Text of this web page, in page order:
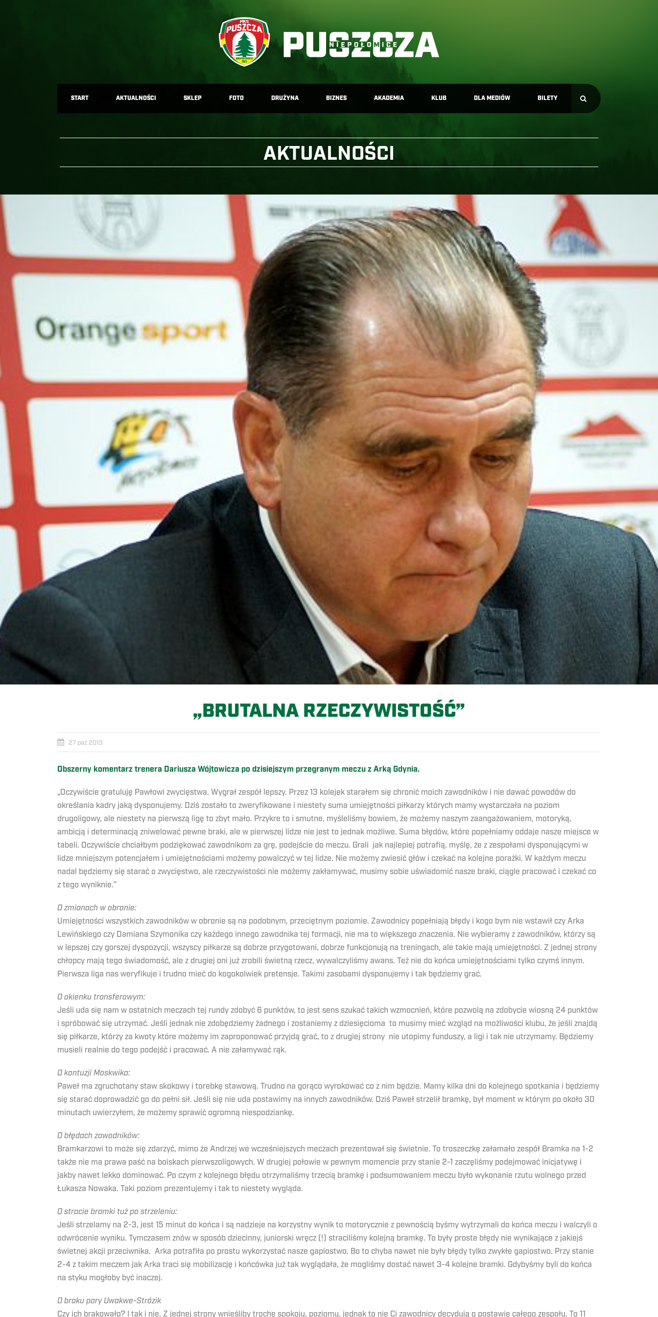
START AKTUALNOŚCI SKLEP FOTO DRUŻYNA BIZNES AKADEMIA KLUB DLA MEDIÓW BILETY
AKTUALNOŚCI
„BRUTALNA RZECZYWISTOŚĆ”
27 paź 2013
Obszerny komentarz trenera Dariusza Wójtowicza po dzisiejszym przegranym meczu z Arką Gdynia.
„Oczywiście gratuluję Pawłowi zwycięstwa. Wygrał zespół lepszy. Przez 13 kolejek starałem się chronić moich zawodników i nie dawać powodów do
określania kadry jaką dysponujemy. Dziś zostało to zweryfikowane i niestety suma umiejętności piłkarzy których mamy wystarczała na poziom
drugoligowy, ale niestety na pierwszą ligę to zbyt mało. Przykre to i smutne, myśleliśmy bowiem, że możemy naszym zaangażowaniem, motoryką,
ambicją i determinacją zniwelować pewne braki, ale w pierwszej lidze nie jest to jednak możliwe. Suma błędów, które popełniamy oddaje nasze miejsce w
tabeli. Oczywiście chciałbym podziękować zawodnikom za grę, podejście do meczu. Grali jak najlepiej potrafią, myślę, że z zespołami dysponującymi w
lidze mniejszym potencjałem i umiejętnościami możemy powalczyć w tej lidze. Nie możemy zwiesić głów i czekać na kolejne porażki. W każdym meczu
nadal będziemy się starać o zwycięstwo, ale rzeczywistości nie możemy zakłamywać, musimy sobie uświadomić nasze braki, ciągle pracować i czekać co
z tego wyniknie.”
O zmianach w obronie:
Umiejętności wszystkich zawodników w obronie są na podobnym, przeciętnym poziomie. Zawodnicy popełniają błędy i kogo bym nie wstawił czy Arka
Lewińskiego czy Damiana Szymonika czy każdego innego zawodnika tej formacji, nie ma to większego znaczenia. Nie wybieramy z zawodników, którzy są
w lepszej czy gorszej dyspozycji, wszyscy piłkarze są dobrze przygotowani, dobrze funkcjonują na treningach, ale takie mają umiejętności. Z jednej strony
chłopcy mają tego świadomość, ale z drugiej oni już zrobili świetną rzecz, wywalczyliśmy awans. Też nie do końca umiejętnościami tylko czymś innym.
Pierwsza liga nas weryfikuje i trudno mieć do kogokolwiek pretensje. Takimi zasobami dysponujemy i tak będziemy grać.
O okienku transferowym:
Jeśli uda się nam w ostatnich meczach tej rundy zdobyć 6 punktów, to jest sens szukać takich wzmocnień, które pozwolą na zdobycie wiosną 24 punktów
i spróbować się utrzymać. Jeśli jednak nie zdobędziemy żadnego i zostaniemy z dziesięcioma to musimy mieć wzgląd na możliwości klubu, że jeśli znajdą
się piłkarze, którzy za kwoty które możemy im zaproponować przyjdą grać, to z drugiej strony nie utopimy funduszy, a ligi i tak nie utrzymamy. Będziemy
musieli realnie do tego podejść i pracować. A nie załamywać rąk.
O kontuzji Moskwika:
Paweł ma zgruchotany staw skokowy i torebkę stawową. Trudno na gorąco wyrokować co z nim będzie. Mamy kilka dni do kolejnego spotkania i będziemy
się starać doprowadzić go do pełni sił. Jeśli się nie uda postawimy na innych zawodników. Dziś Paweł strzelił bramkę, był moment w którym po około 30
minutach uwierzyłem, że możemy sprawić ogromną niespodziankę.
O błędach zawodników:
Bramkarzowi to może się zdarzyć, mimo że Andrzej we wcześniejszych meczach prezentował się świetnie. To troszeczkę załamało zespół Bramka na 1-2
także nie ma prawa paść na boiskach pierwszoligowych. W drugiej połowie w pewnym momencie przy stanie 2-1 zaczęliśmy podejmować inicjatywę i
jakby nawet lekko dominować. Po czym z kolejnego błędu otrzymaliśmy trzecią bramkę i podsumowaniem meczu było wykonanie rzutu wolnego przed
Łukasza Nowaka. Taki poziom prezentujemy i tak to niestety wygląda.
O stracie bramki tuż po strzeleniu:
Jeśli strzelamy na 2-3, jest 15 minut do końca i są nadzieje na korzystny wynik to motorycznie z pewnością byśmy wytrzymali do końca meczu i walczyli o
odwrócenie wyniku. Tymczasem znów w sposób dziecinny, juniorski wręcz (!) straciliśmy kolejną bramkę. To były proste błędy nie wynikające z jakiejś
świetnej akcji przeciwnika. Arka potrafiła po prostu wykorzystać nasze gapiostwo. Bo to chyba nawet nie były błędy tylko zwykłe gapiostwo. Przy stanie
2-4 z takim meczem jak Arka traci się mobilizację i końcówka już tak wyglądała, że mogliśmy dostać nawet 3-4 kolejne bramki. Gdybyśmy byli do końca
na styku mogłoby być inaczej.
O braku pary Uwakwe-Strózik
Czy ich brakowało? I tak i nie. Z jednej strony wnieśliby trochę spokoju, poziomu, jednak to nie Ci zawodnicy decydują o postawie całego zespołu. To 11